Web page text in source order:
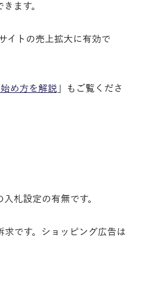
ます。
イトの売上拡大に有効で
め方を解説」もご覧くださ
札設定の有無です。
です。ショッピング広告は